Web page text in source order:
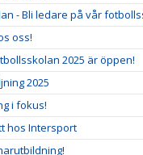
- Bli ledare på vår
oss!
2025 är öppen!
2025
i fokus!
hos Intersport